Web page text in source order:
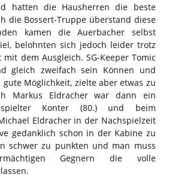
hatten die Hausherren die beste
die Bossert-Truppe überstand diese
kamen die Auerbacher selbst
belohnten sich jedoch leider trotz
dem Ausgleich. SG-Keeper Tomic
gleich zweifach sein Können und
Möglichkeit, zielte aber etwas zu
Markus Eldracher war dann ein
Konter (80.) und beim
Eldracher in der Nachspielzeit
gedanklich schon in der Kabine zu
schwer zu punkten und man muss
Gegnern die volle